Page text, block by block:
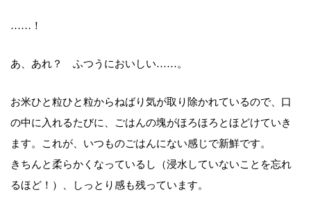
……！
あ、あれ？ ふつうにおいしい……。
お米ひと粒ひと粒からねばり気が取り除かれているので、口
の中に入れるたびに、ごはんの塊がほろほろとほどけていき
ます。これが、いつものごはんにない感じで新鮮です。
きちんと柔らかくなっているし（浸水していないことを忘れ
るほど！）、しっとり感も残っています。